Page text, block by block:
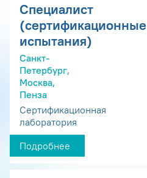
Специалист
(сертификационные
испытания)
Санкт-
Петербург,
Москва,
Пенза
Сертификационная
лаборатория
Подробнее